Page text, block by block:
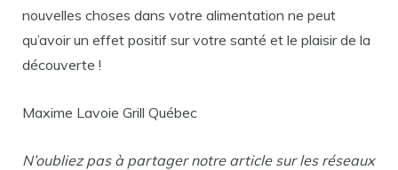
nouvelles choses dans votre alimentation ne peut
qu’avoir un effet positif sur votre santé et le plaisir de la
découverte !
Maxime Lavoie Grill Québec
N’oubliez pas à partager notre article sur les réseaux